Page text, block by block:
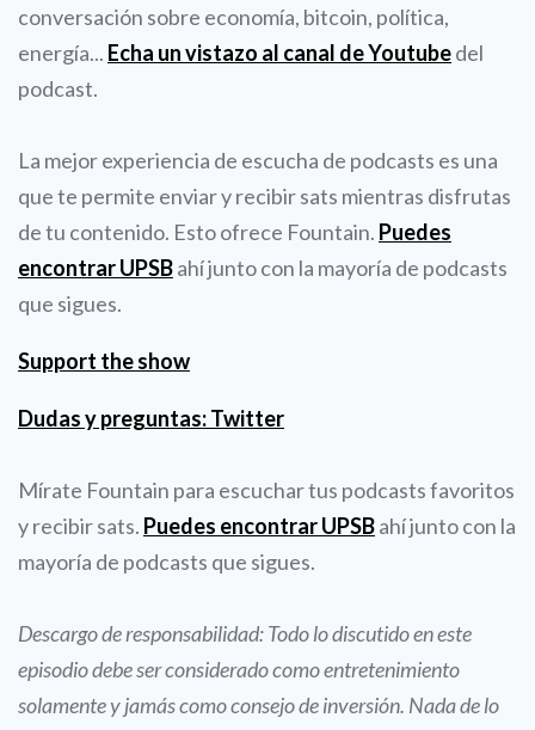
conversación sobre economía, bitcoin, política,
energía... Echa un vistazo al canal de Youtubedel
podcast.
La mejor experiencia de escucha de podcasts es una
que te permite enviar y recibir sats mientras disfrutas
de tu contenido. Esto ofrece Fountain. Puedes
encontrar UPSBahí junto con la mayoría de podcasts
que sigues.
Support the show
Dudas y preguntas: Twitter
Mírate Fountain para escuchar tus podcasts favoritos
y recibir sats. Puedes encontrar UPSBahí junto con la
mayoría de podcasts que sigues.
Descargo de responsabilidad: Todo lo discutido en este
episodio debe ser considerado como entretenimiento
solamente y jamás como consejo de inversión. Nada de lo